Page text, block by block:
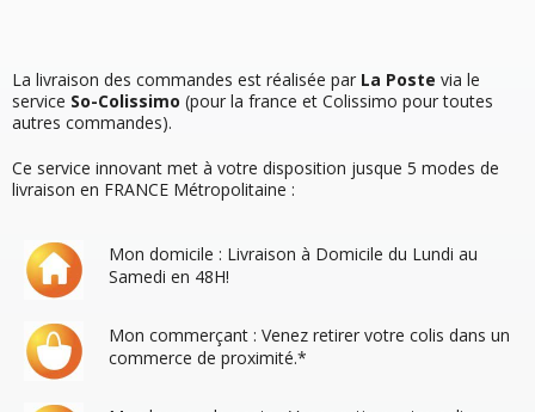
La livraison des commandes est réalisée par La Poste via le
service So-Colissimo (pour la france et Colissimo pour toutes
autres commandes).
Ce service innovant met à votre disposition jusque 5 modes de
livraison en FRANCE Métropolitaine :
Mon domicile : Livraison à Domicile du Lundi au
Samedi en 48H!
Mon commerçant : Venez retirer votre colis dans un
commerce de proximité.*